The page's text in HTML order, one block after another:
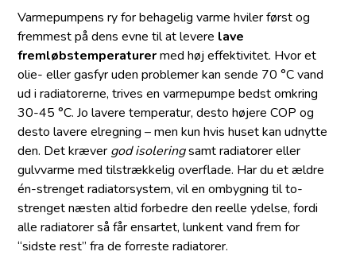
Varmepumpens ry for behagelig varme hviler først og
fremmest på dens evne til at levere lave
fremløbstemperaturermed høj effektivitet. Hvor et
olie- eller gasfyr uden problemer kan sende 70 °C vand
ud i radiatorerne, trives en varmepumpe bedst omkring
30-45 °C. Jo lavere temperatur, desto højere COP og
desto lavere elregning – men kun hvis huset kan udnytte
den. Det kræver god isoleringsamt radiatorer eller
gulvvarme med tilstrækkelig overflade. Har du et ældre
én-strenget radiatorsystem, vil en ombygning til to-
strenget næsten altid forbedre den reelle ydelse, fordi
alle radiatorer så får ensartet, lunkent vand frem for
“sidste rest” fra de forreste radiatorer.